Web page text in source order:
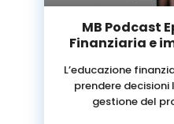
MB Podcast
Finanziaria e
L’educazione
prendere
gestione del